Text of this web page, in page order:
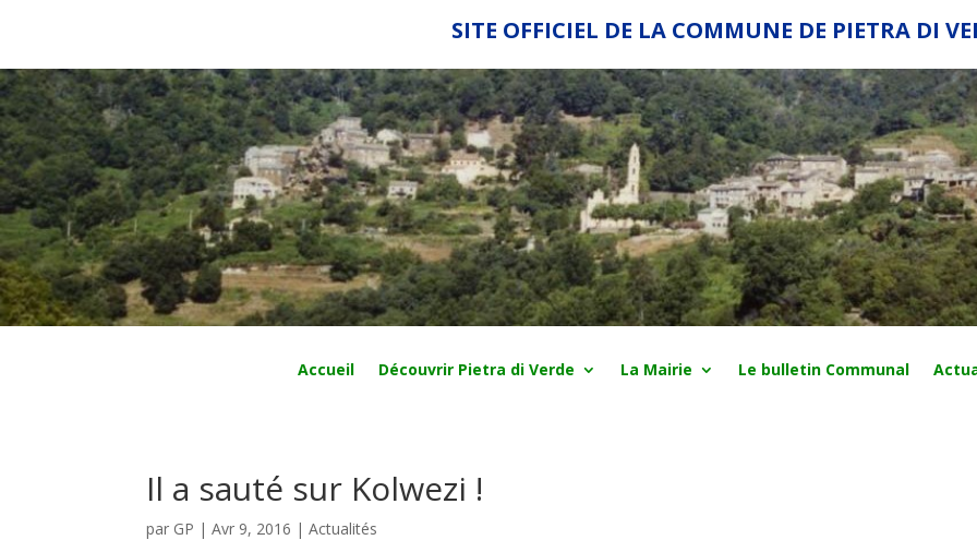
SITE OFFICIEL DE LA COMMUNE DE PIETRA DI
Accueil Découvrir Pietra di Verde La Mairie Le bulletin Communal
Il a sauté sur Kolwezi !
par GP |Avr 9, 2016 |Actualités